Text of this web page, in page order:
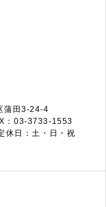
蒲田3-24-4
：03-3733-1553
休日：土・日・祝